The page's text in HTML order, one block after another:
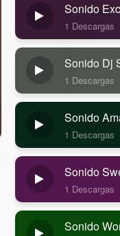
Sonido
1 Descargas
Sonido Dj
1 Descargas
Sonido
1 Descargas
Sonido
1 Descargas
Sonido